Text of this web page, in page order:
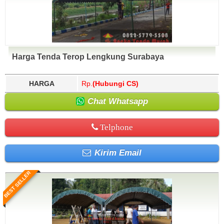
Harga Tenda Terop Lengkung Surabaya
HARGA Rp. (Hubungi CS)
Chat Whatsapp
Telphone
Kirim Email
BEST SELLER